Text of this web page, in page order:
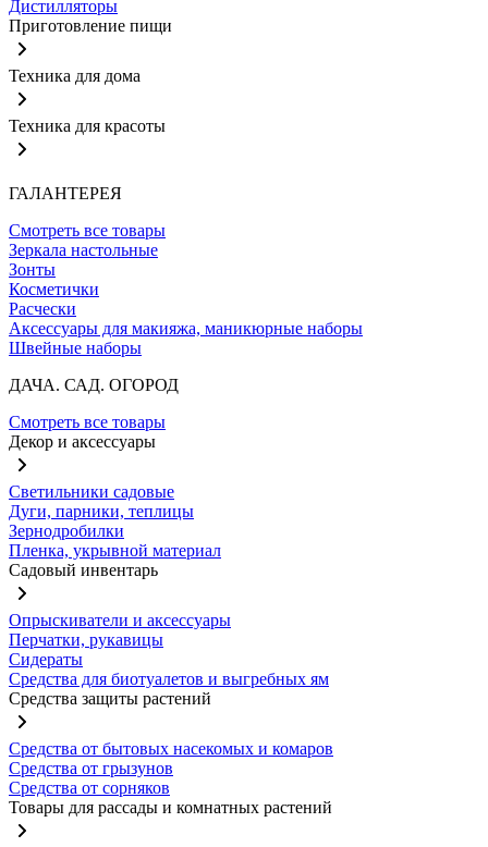
Дистилляторы
Приготовление пищи
Техника для дома
Техника для красоты
ГАЛАНТЕРЕЯ
Смотреть все товары
Зеркала настольные
Зонты
Косметички
Расчески
Аксессуары для макияжа, маникюрные наборы
Швейные наборы
ДАЧА. САД. ОГОРОД
Смотреть все товары
Декор и аксессуары
Светильники садовые
Дуги, парники, теплицы
Зернодробилки
Пленка, укрывной материал
Садовый инвентарь
Опрыскиватели и аксессуары
Перчатки, рукавицы
Сидераты
Средства для биотуалетов и выгребных ям
Средства защиты растений
Средства от бытовых насекомых и комаров
Средства от грызунов
Средства от сорняков
Товары для рассады и комнатных растений